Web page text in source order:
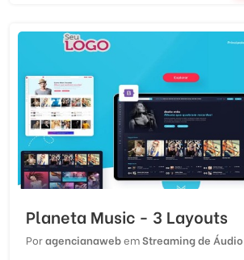
Planeta Music - 3 Layouts
PoragencianawebemStreaming de Áudio